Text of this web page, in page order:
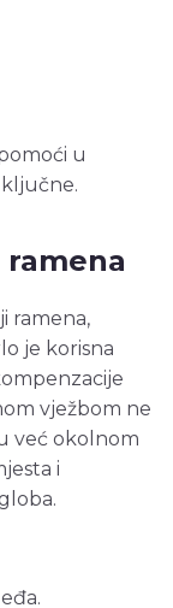
u
ramena,
je korisna
vježbom ne
već okolnom
i